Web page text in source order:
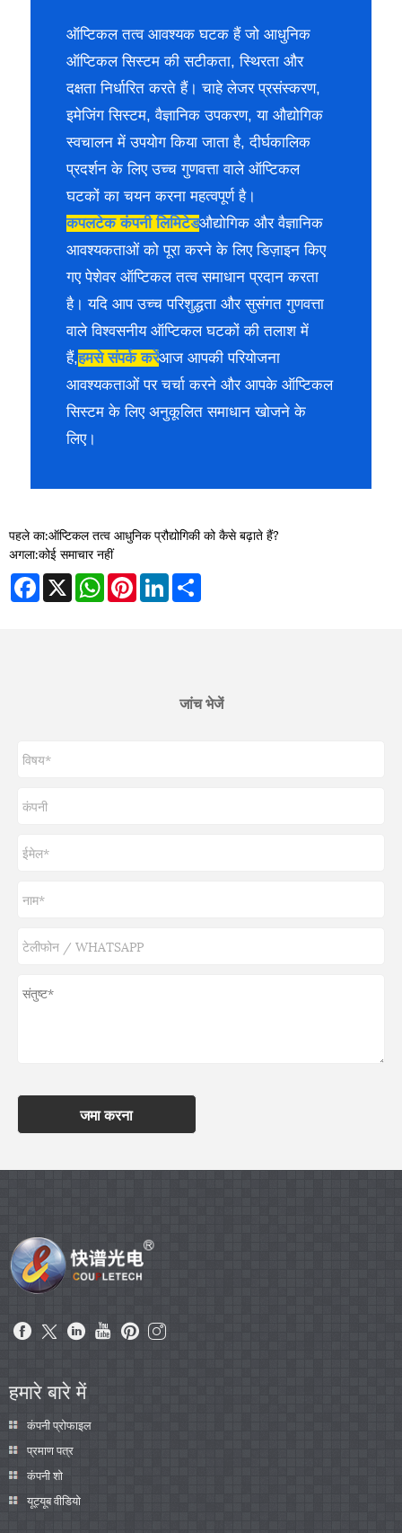
ऑप्टिकल तत्व आवश्यक घटक हैं जो आधुनिक
ऑप्टिकल सिस्टम की सटीकता, स्थिरता और
दक्षता निर्धारित करते हैं। चाहे लेजर प्रसंस्करण,
इमेजिंग सिस्टम, वैज्ञानिक उपकरण, या औद्योगिक
स्वचालन में उपयोग किया जाता है, दीर्घकालिक
प्रदर्शन के लिए उच्च गुणवत्ता वाले ऑप्टिकल
घटकों का चयन करना महत्वपूर्ण है।
कपलटेक कंपनी लिमिटेडऔद्योगिक और वैज्ञानिक
आवश्यकताओं को पूरा करने के लिए डिज़ाइन किए
गए पेशेवर ऑप्टिकल तत्व समाधान प्रदान करता
है। यदि आप उच्च परिशुद्धता और सुसंगत गुणवत्ता
वाले विश्वसनीय ऑप्टिकल घटकों की तलाश में
हैं,हमसे संपर्क करेंआज आपकी परियोजना
आवश्यकताओं पर चर्चा करने और आपके ऑप्टिकल
सिस्टम के लिए अनुकूलित समाधान खोजने के
लिए।
पहले का:ऑप्टिकल तत्व आधुनिक प्रौद्योगिकी को कैसे बढ़ाते हैं?
अगला:कोई समाचार नहीं
Facebook
X WhatsAppPinterestLinkedIn
जांच भेजें
जमा करना
हमारे बारे में
कंपनी प्रोफाइल
प्रमाण पत्र
कंपनी शो
यूट्यूब वीडियो